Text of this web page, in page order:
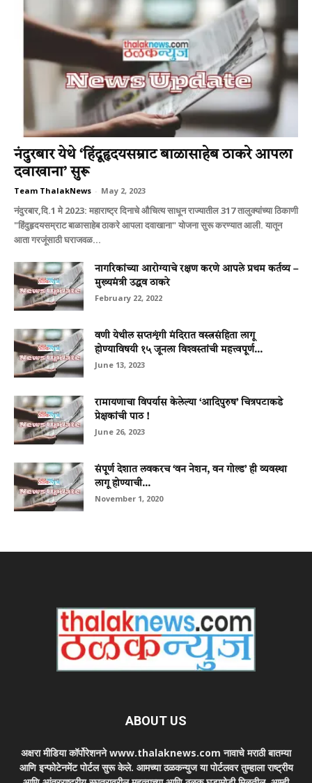
नंदुरबार येथे ‘हिंदूहृदयसम्राट बाळासाहेब ठाकरे आपला
दवाखाना’ सुरू
Team ThalakNews - May 2, 2023
नंदुरबार,दि.1 मे 2023: महाराष्ट्र दिनाचे औचित्य साधून राज्यातील 317 तालुक्यांच्या ठिकाणी
"हिंदुहृदयसम्राट बाळासाहेब ठाकरे आपला दवाखाना" योजना सुरू करण्यात आली. यातून
आता गरजूंसाठी घराजवळ...
नागरिकांच्या आरोग्याचे रक्षण करणे आपले प्रथम कर्तव्य –
मुख्यमंत्री उद्धव ठाकरे
February 22, 2022
वणी येथील सप्‍तशृंगी मंदिरात वस्‍त्रसंहिता लागू
होण्‍याविषयी १५ जूनला विश्‍वस्‍तांची महत्त्वपूर्ण...
June 13, 2023
रामायणाचा विपर्यास केलेल्‍या ‘आदिपुरुष’ चित्रपटाकडे
प्रेक्षकांची पाठ !
June 26, 2023
संपूर्ण देशात लवकरच ‘वन नेशन, वन गोल्ड’ ही व्यवस्था
लागू होण्याची...
November 1, 2020
ABOUT US
अक्षरा मीडिया कॉर्पोरेशनने www.thalaknews.com नावाचे मराठी बातम्या
आणि इन्फोटेनमेंट पोर्टल सुरू केले. आमच्या ठळकन्युज या पोर्टलवर तुम्हाला राष्ट्रीय